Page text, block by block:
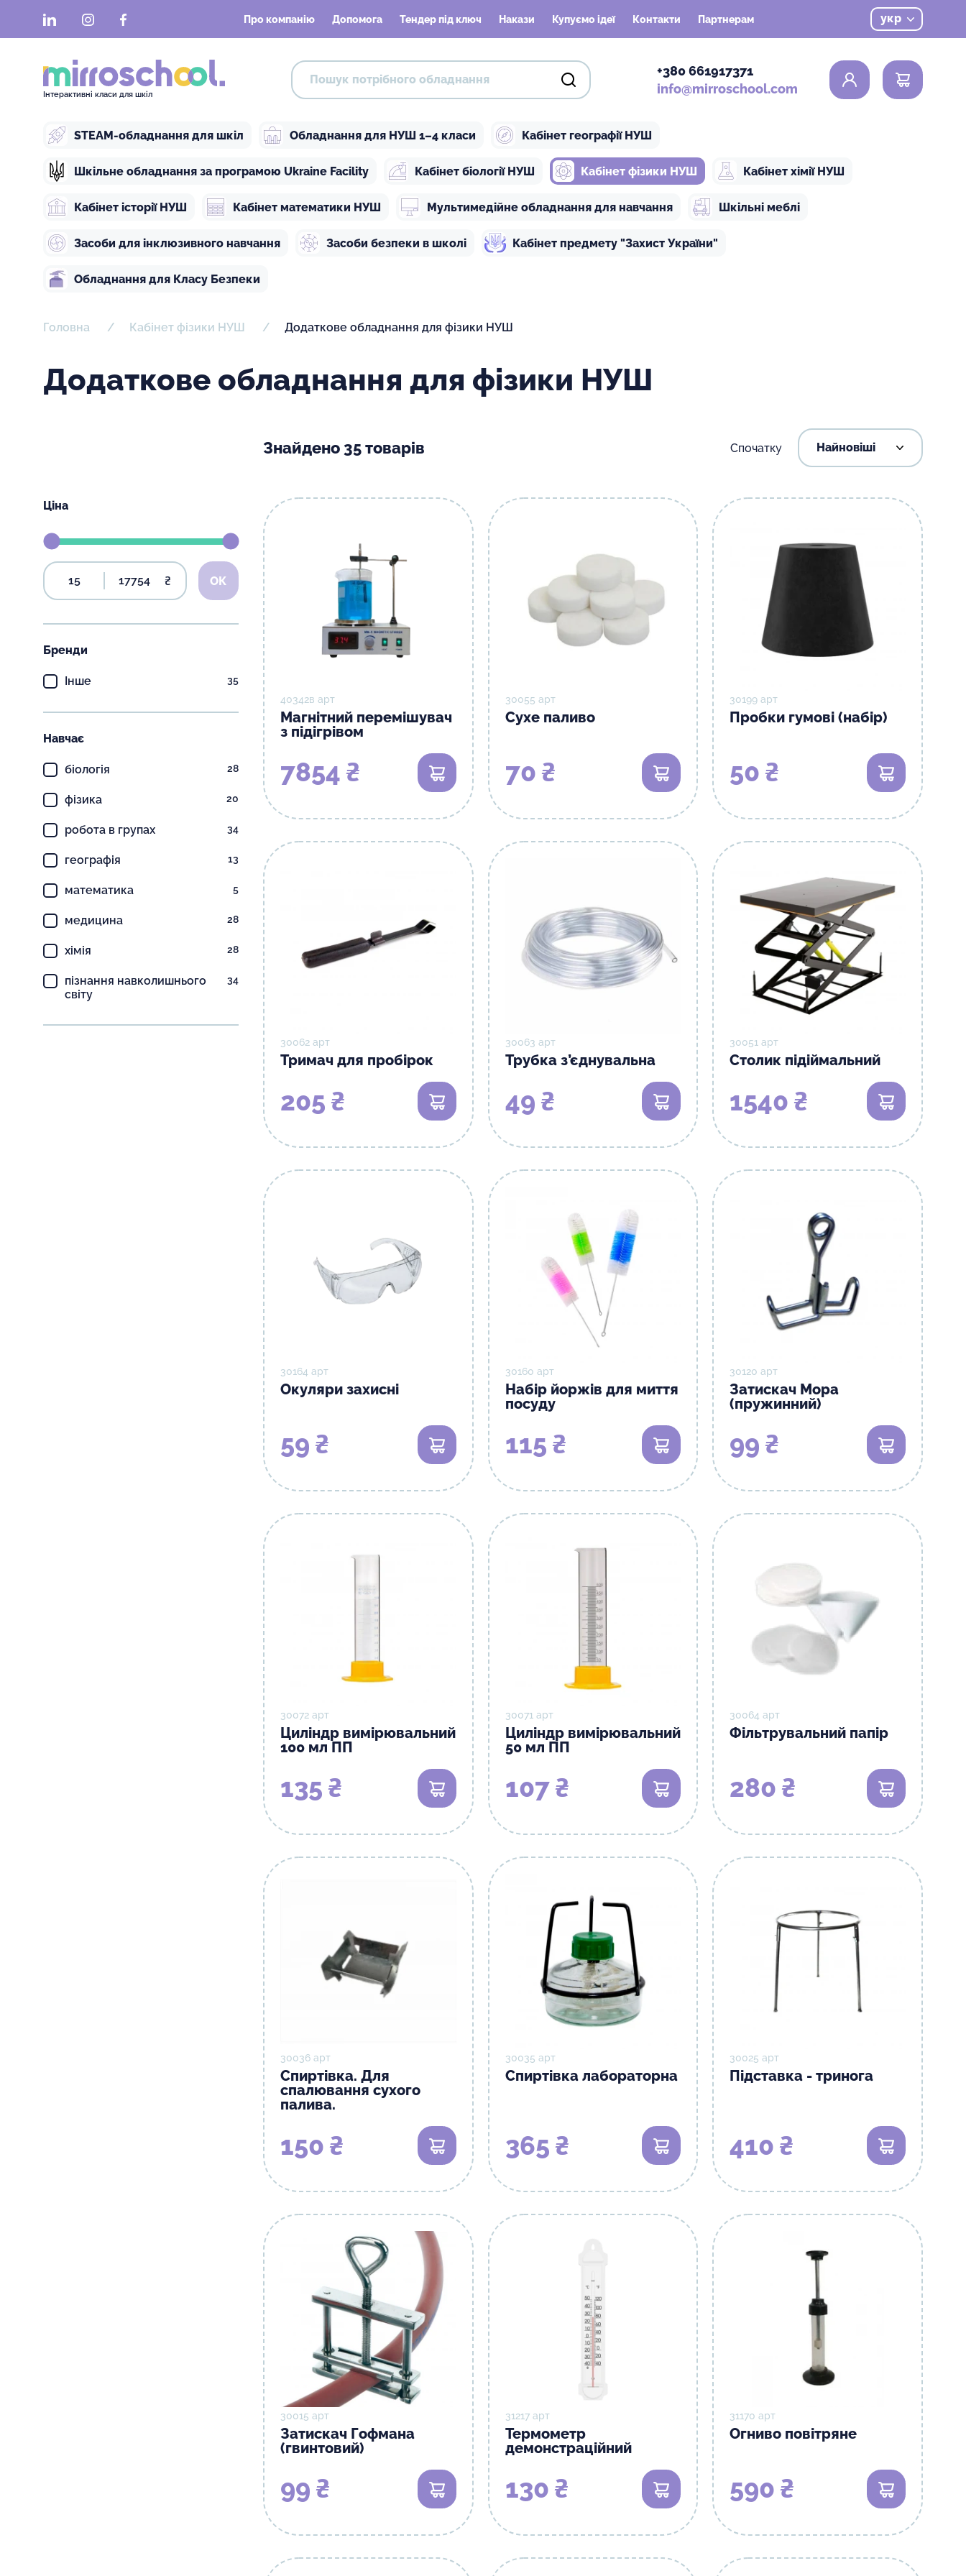
LinkedInInstagramFacebook Про компанію Допомога Тендер під ключ Накази Купуємо ідеї Контакти Партнерам укр
Інтерактивні класи для шкіл
+380 661917371
info@mirroschool.com
0
STEAM-обладнання для шкіл Обладнання для НУШ 1–4 класи Кабінет географії НУШ
Шкільне обладнання за програмою Ukraine Facility Кабінет біології НУШ Кабінет фізики НУШ Кабінет хімії НУШ
Кабінет історії НУШ Кабінет математики НУШ Мультимедійне обладнання для навчання Шкільні меблі
Засоби для інклюзивного навчання Засоби безпеки в школі Кабінет предмету "Захист України"
Обладнання для Класу Безпеки
Головна Кабінет фізики НУШ Додаткове обладнання для фізики НУШ
Додаткове обладнання для фізики НУШ
Знайдено 35 товарів Спочатку
Ціна
₴ ОК
Бренди
Інше 35
Навчає
біологія 28
фізика 20
робота в групах 34
географія 13
математика 5
медицина 28
хімія 28
пізнання навколишнього
світу
34
40342в арт
Магнітний перемішувач
з підігрівом
7854 ₴
30055 арт
Сухе паливо
70 ₴
30199 арт
Пробки гумові (набір)
50 ₴
30062 арт
Тримач для пробірок
205 ₴
30063 арт
Трубка з’єднувальна
49 ₴
30051 арт
Столик підіймальний
1540 ₴
30164 арт
Окуляри захисні
59 ₴
30160 арт
Набір йоржів для миття
посуду
115 ₴
30120 арт
Затискач Мора
(пружинний)
99 ₴
30072 арт
Циліндр вимірювальний
100 мл ПП
135 ₴
30071 арт
Циліндр вимірювальний
50 мл ПП
107 ₴
30064 арт
Фільтрувальний папір
280 ₴
30036 арт
Спиртівка. Для
спалювання сухого
палива.
150 ₴
30035 арт
Спиртівка лабораторна
365 ₴
30025 арт
Підставка - тринога
410 ₴
30015 арт
Затискач Гофмана
(гвинтовий)
99 ₴
31217 арт
Термометр
демонстраційний
130 ₴
31170 арт
Огниво повітряне
590 ₴